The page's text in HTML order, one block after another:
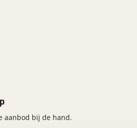
aanbod bij de hand.